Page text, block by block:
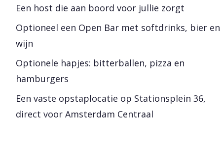
Een host die aan boord voor jullie zorgt
Optioneel een Open Bar met softdrinks, bier en
wijn
Optionele hapjes: bitterballen, pizza en
hamburgers
Een vaste opstaplocatie op Stationsplein 36,
direct voor Amsterdam Centraal